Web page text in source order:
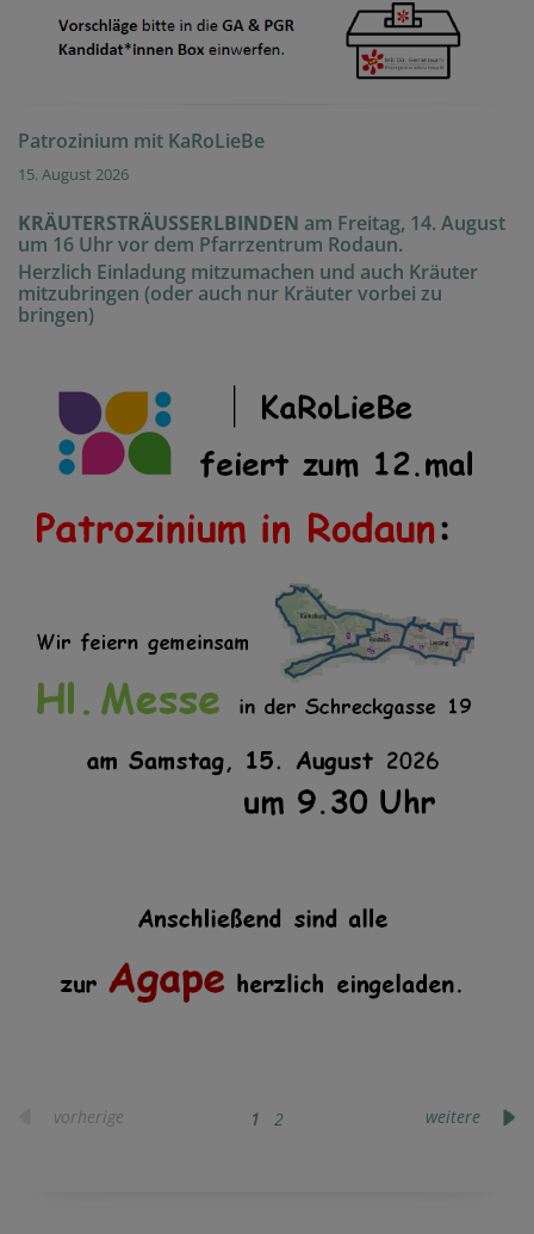
Patrozinium mit KaRoLieBe
15. August 2026
KRÄUTERSTRÄUSSERLBINDEN am Freitag, 14. August
um 16 Uhr vor dem Pfarrzentrum Rodaun.
Herzlich Einladung mitzumachen und auch Kräuter
mitzubringen (oder auch nur Kräuter vorbei zu
bringen)
vorherige 1 2 weitere